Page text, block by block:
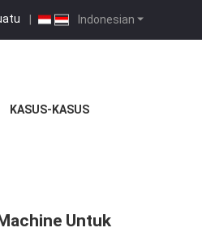
Indonesian
|
KASUS-KASUS
Untuk